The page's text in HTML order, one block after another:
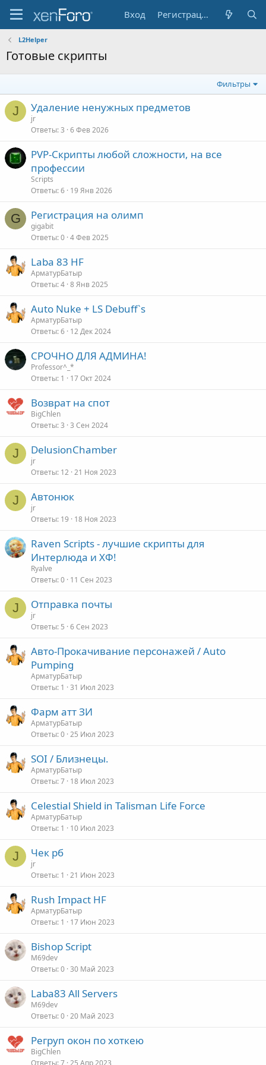
Вход Регистрация
L2Helper
Готовые скрипты
Фильтры
J Удаление ненужных предметов
jr
Ответы 3 6 Фев 2026
PVP-Скрипты любой сложности, на все
профессии
Scripts
Ответы 6 19 Янв 2026
G Регистрация на олимп
gigabit
Ответы 0 4 Фев 2025
Laba 83 HF
АрматурБатыр
Ответы 4 8 Янв 2025
Auto Nuke + LS Debuff`s
АрматурБатыр
Ответы 6 12 Дек 2024
СРОЧНО ДЛЯ АДМИНА!
Professor^_*
Ответы 1 17 Окт 2024
Возврат на спот
BigChlen
Ответы 3 3 Сен 2024
J DelusionChamber
jr
Ответы 12 21 Ноя 2023
J Автонюк
jr
Ответы 19 18 Ноя 2023
Raven Scripts - лучшие скрипты для
Интерлюда и ХФ!
Ryalve
Ответы 0 11 Сен 2023
J Отправка почты
jr
Ответы 5 6 Сен 2023
Авто-Прокачивание персонажей / Auto
Pumping
АрматурБатыр
Ответы 1 31 Июл 2023
Фарм атт ЗИ
АрматурБатыр
Ответы 0 25 Июл 2023
SOI / Близнецы.
АрматурБатыр
Ответы 7 18 Июл 2023
Celestial Shield in Talisman Life Force
АрматурБатыр
Ответы 1 10 Июл 2023
J Чек рб
jr
Ответы 1 21 Июн 2023
Rush Impact HF
АрматурБатыр
Ответы 1 17 Июн 2023
Bishop Script
M69dev
Ответы 0 30 Май 2023
Laba83 All Servers
M69dev
Ответы 0 20 Май 2023
Регруп окон по хоткею
BigChlen
Ответы 7 25 Апр 2023